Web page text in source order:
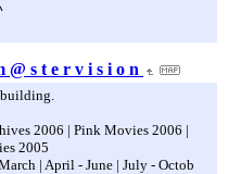
@ s t e r v i s i o n
2006 | Pink Movies 2006 |
2005
| April - June | July - Octob